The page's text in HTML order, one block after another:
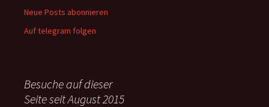
Neue Posts abonnieren
Auf telegram folgen
Besuche auf dieser
Seite seit August 2015